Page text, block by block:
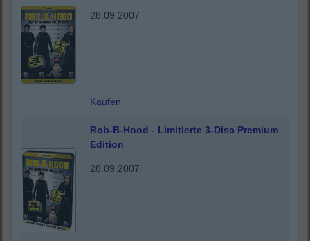
28.09.2007
Kaufen
Rob-B-Hood - Limitierte 3-Disc Premium
Edition
28.09.2007